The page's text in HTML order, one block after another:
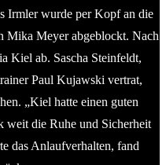
Irmler wurde per Kopf an die
Mika Meyer abgeblockt. Nach
Kiel ab. Sascha Steinfeldt,
Paul Kujawski vertrat,
„Kiel hatte einen guten
weit die Ruhe und Sicherheit
das Anlaufverhalten, fand